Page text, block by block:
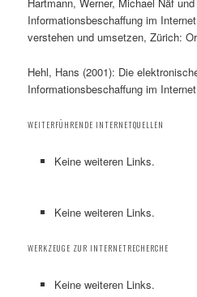
Hartmann, Werner, Michael Näf
Informationsbeschaffung im
verstehen und umsetzen, Zürich:
Hehl, Hans (2001): Die
Informationsbeschaffung im
WEITERFÜHRENDE INTERNETQUELLEN
Keine weiteren Links.
Keine weiteren Links.
WERKZEUGE ZUR INTERNETRECHERCHE
Keine weiteren Links.